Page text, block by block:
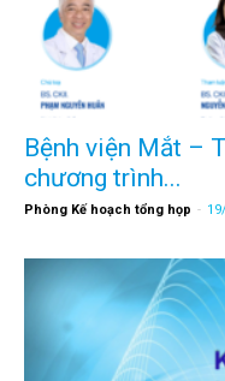
Bệnh viện Mắt –
chương trình...
Phòng Kế hoạch tổng họp -